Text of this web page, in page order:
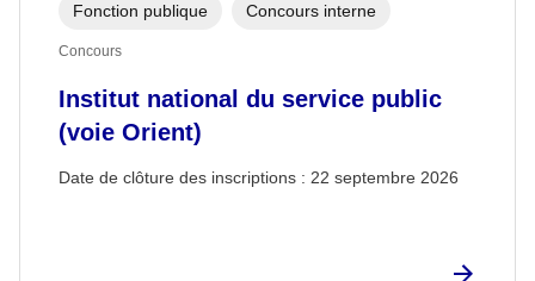
Institut national du service public
(voie Orient)
Date de clôture des inscriptions : 22 septembre 2026
Fonction publique Concours interne
Concours